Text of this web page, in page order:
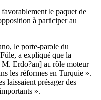
le paquet de
à participer au
le porte-parole du
a expliqué que la
Erdo?an] au rôle moteur
les réformes en Turquie ».
laissaient présager des
».